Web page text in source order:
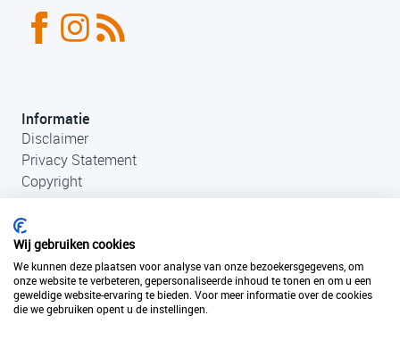
Informatie
Disclaimer
Privacy Statement
Copyright
Contact
Wij gebruiken cookies
We kunnen deze plaatsen voor analyse van onze bezoekersgegevens, om
onze website te verbeteren, gepersonaliseerde inhoud te tonen en om u een
geweldige website-ervaring te bieden. Voor meer informatie over de cookies
die we gebruiken opent u de instellingen.